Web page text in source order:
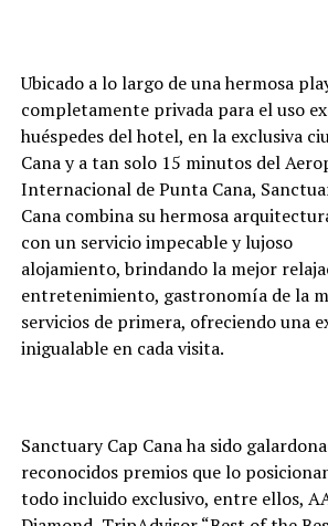
Ubicado a lo largo de una hermosa
completamente privada para el uso
huéspedes del hotel, en la exclusiva
Cana y a tan solo 15 minutos del
Internacional de Punta Cana,
Cana combina su hermosa
con un servicio impecable y lujoso
alojamiento,brindando la mejor
entretenimiento, gastronomía de la
servicios de primera, ofreciendo una
inigualable en cada visita.
Sanctuary Cap Cana ha sido
reconocidos premios que lo
todo incluido exclusivo, entre ellos,